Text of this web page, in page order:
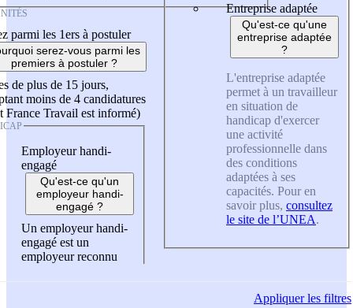
parmi les 1ers à postuler
serez-vous parmi les
premiers à postuler ?
de plus de 15 jours,
moins de 4 candidatures
France Travail est informé)
Employeur handi-
engagé
Qu'est-ce qu'un
employeur handi-
engagé ?
Un employeur handi-
engagé est un
employeur reconnu
Entreprise adaptée
Qu'est-ce qu'une
entreprise adaptée
?
L'entreprise adaptée
permet à un travailleur
en situation de
handicap d'exercer
une activité
professionnelle dans
des conditions
adaptées à ses
capacités. Pour en
savoir plus, consultez
le site de l’UNEA.
Appliquerles filtres